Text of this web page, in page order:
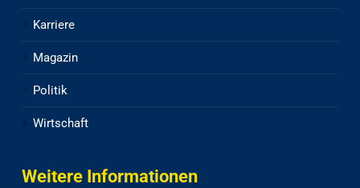
Karriere
Magazin
Politik
Wirtschaft
Weitere Informationen